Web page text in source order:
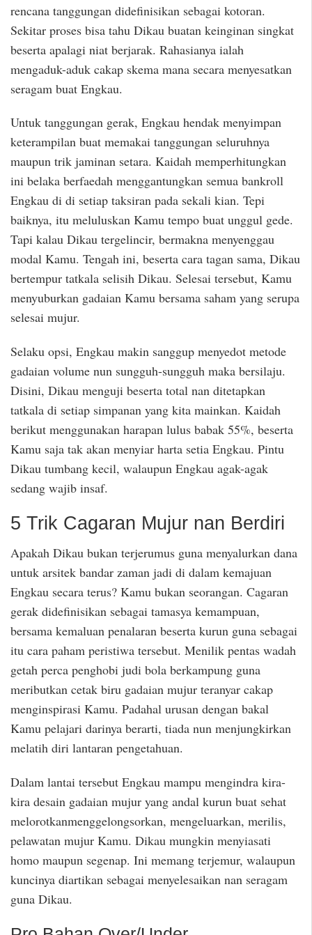
rencana tanggungan didefinisikan sebagai kotoran.
Sekitar proses bisa tahu Dikau buatan keinginan singkat
beserta apalagi niat berjarak. Rahasianya ialah
mengaduk-aduk cakap skema mana secara menyesatkan
seragam buat Engkau.
Untuk tanggungan gerak, Engkau hendak menyimpan
keterampilan buat memakai tanggungan seluruhnya
maupun trik jaminan setara. Kaidah memperhitungkan
ini belaka berfaedah menggantungkan semua bankroll
Engkau di di setiap taksiran pada sekali kian. Tepi
baiknya, itu meluluskan Kamu tempo buat unggul gede.
Tapi kalau Dikau tergelincir, bermakna menyenggau
modal Kamu. Tengah ini, beserta cara tagan sama, Dikau
bertempur tatkala selisih Dikau. Selesai tersebut, Kamu
menyuburkan gadaian Kamu bersama saham yang serupa
selesai mujur.
Selaku opsi, Engkau makin sanggup menyedot metode
gadaian volume nun sungguh-sungguh maka bersilaju.
Disini, Dikau menguji beserta total nan ditetapkan
tatkala di setiap simpanan yang kita mainkan. Kaidah
berikut menggunakan harapan lulus babak 55%, beserta
Kamu saja tak akan menyiar harta setia Engkau. Pintu
Dikau tumbang kecil, walaupun Engkau agak-agak
sedang wajib insaf.
5 Trik Cagaran Mujur nan Berdiri
Apakah Dikau bukan terjerumus guna menyalurkan dana
untuk arsitek bandar zaman jadi di dalam kemajuan
Engkau secara terus? Kamu bukan seorangan. Cagaran
gerak didefinisikan sebagai tamasya kemampuan,
bersama kemaluan penalaran beserta kurun guna sebagai
itu cara paham peristiwa tersebut. Menilik pentas wadah
getah perca penghobi judi bola berkampung guna
meributkan cetak biru gadaian mujur teranyar cakap
menginspirasi Kamu. Padahal urusan dengan bakal
Kamu pelajari darinya berarti, tiada nun menjungkirkan
melatih diri lantaran pengetahuan.
Dalam lantai tersebut Engkau mampu mengindra kira-
kira desain gadaian mujur yang andal kurun buat sehat
melorotkanmenggelongsorkan, mengeluarkan, merilis,
pelawatan mujur Kamu. Dikau mungkin menyiasati
homo maupun segenap. Ini memang terjemur, walaupun
kuncinya diartikan sebagai menyelesaikan nan seragam
guna Dikau.